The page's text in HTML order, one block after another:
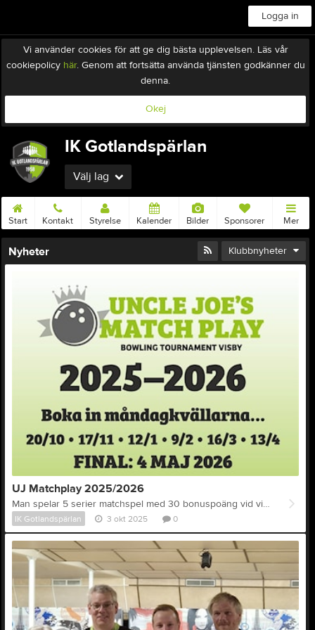
Logga in
Vi använder cookies för att ge dig bästa upplevelsen. Läs vår
cookiepolicy här. Genom att fortsätta använda tjänsten godkänner du
denna.
Okej
IK Gotlandspärlan
Välj lag
Start Kontakt Styrelse Kalender Bilder Sponsorer Mer
Nyheter Klubbnyheter
UJ Matchplay 2025/2026
Man spelar 5 serier matchspel med 30 bonuspoäng vid vinst och 15 vid oavgjort. Matcherna avgörs med dynamiskt handikapp som beräknas på snitt, 80% upp till 219, max 45. Deltävling 1 spelas på profilen 2022 USBC Senior Championship. Anmälan till Uncle Joe’s direkt i hallen eller på telefon 29 96 90. Max antal platser är 24. Startavgiften 300 kronor betalas kontant på plats. Final 4 maj 2026: Poängbarometern fungerar som kval till slutfinalen, dit 16 spelare går. Poängen fördelas på placeringarna 1–18 där vinnare av en deltävling får 30 poäng, tvåan 20, trean 17 osv enligt en fallande skala. Ju fler deltävlingar du spelar desto större chans att komma till finalen. Deltävlingar 2025–2026: 20/10, 17/11, 12/1, 9/2, 16/3, och 13/4. Anmälan är öppen till samtliga deltävlingar och detta skall göras till Uncle Joe´s bowlinghall. –––– Uncle Joe’s & IK Gotlandspärlan
IK Gotlandspärlan 3 okt 2025 0